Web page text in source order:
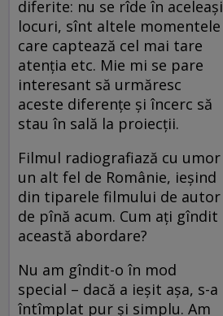
diferite: nu se rîde în aceleaşi
locuri, sînt altele momentele
care captează cel mai tare
atenţia etc. Mie mi se pare
interesant să urmăresc
aceste diferenţe şi încerc să
stau în sală la proiecţii.
Filmul radiografiază cu umor
un alt fel de Românie, ieşind
din tiparele filmului de autor
de pînă acum. Cum aţi gîndit
această abordare?
Nu am gîndit-o în mod
special – dacă a ieşit aşa, s-a
întîmplat pur şi simplu. Am